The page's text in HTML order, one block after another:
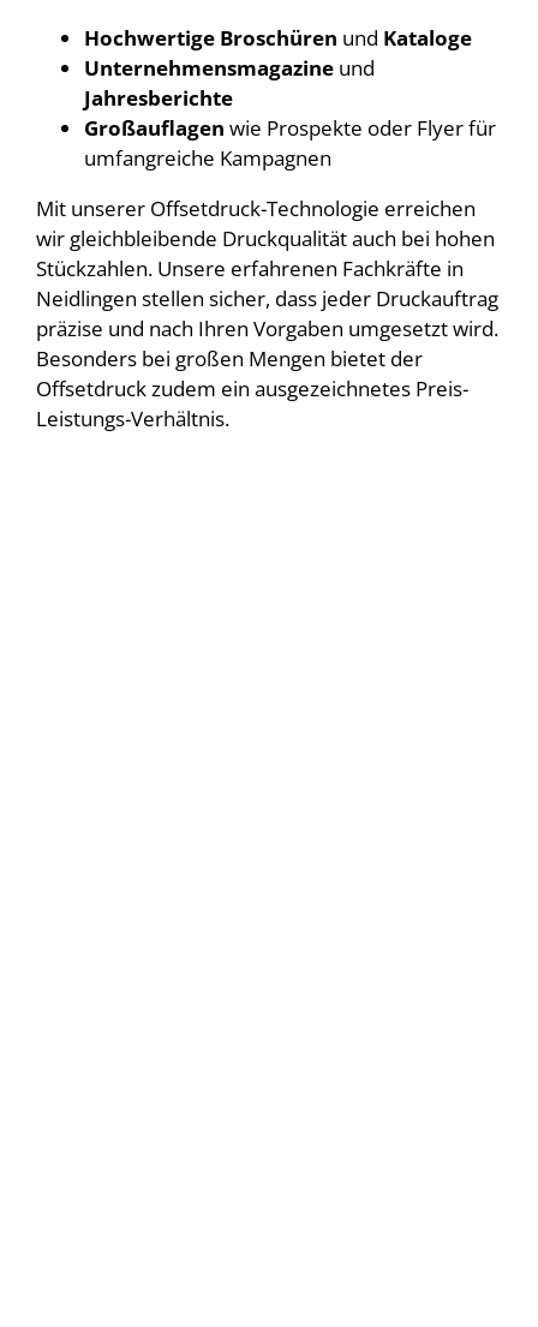
Hochwertige Broschüren und Kataloge
Unternehmensmagazineund
Jahresberichte
Großauflagen wie Prospekte oder Flyer für
umfangreiche Kampagnen
Mit unserer Offsetdruck-Technologie erreichen
wir gleichbleibende Druckqualität auch bei hohen
Stückzahlen. Unsere erfahrenen Fachkräfte in
Neidlingen stellen sicher, dass jeder Druckauftrag
präzise und nach Ihren Vorgaben umgesetzt wird.
Besonders bei großen Mengen bietet der
Offsetdruck zudem ein ausgezeichnetes Preis-
Leistungs-Verhältnis.